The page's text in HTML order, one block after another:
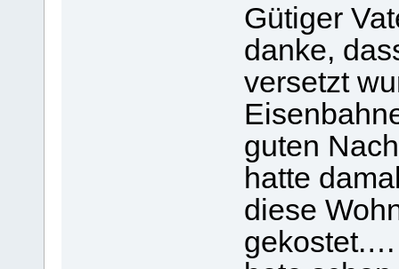
Gütiger
danke,
versetzt
guten
hatte
diese
gekostet.…